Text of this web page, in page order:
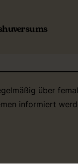
über
informiert